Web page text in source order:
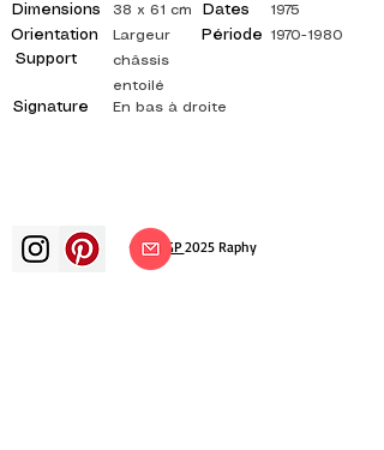
Dimensions
Orientation
Support
Signature
38 x 61 cm
Dates
Période
Largeur
châssis
entoilé
En bas à droite
1975
1970-1980
© ADAGP 2025 Raphy